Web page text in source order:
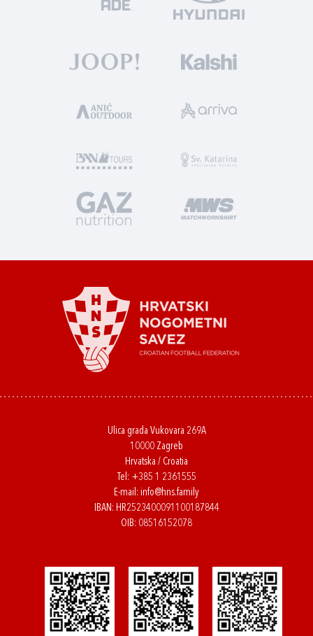
Ulica grada Vukovara 269A
10000 Zagreb
Hrvatska / Croatia
Tel: +385 1 2361555
E-mail: info@hns.family
IBAN: HR2523400091100187844
OIB: 08516152078